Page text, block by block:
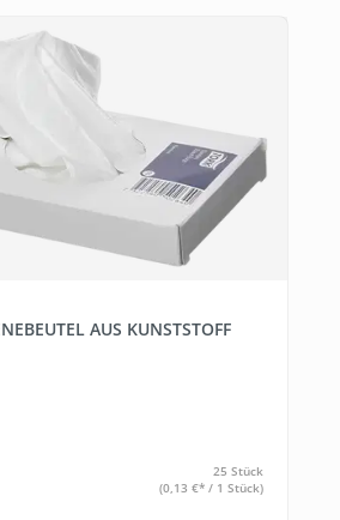
AUS KUNSTSTOFF
25 Stück
(0,13 €* / 1 Stück)